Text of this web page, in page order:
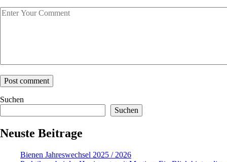
Suchen
Suchen
Neuste Beitrage
Bienen Jahreswechsel 2025 / 2026